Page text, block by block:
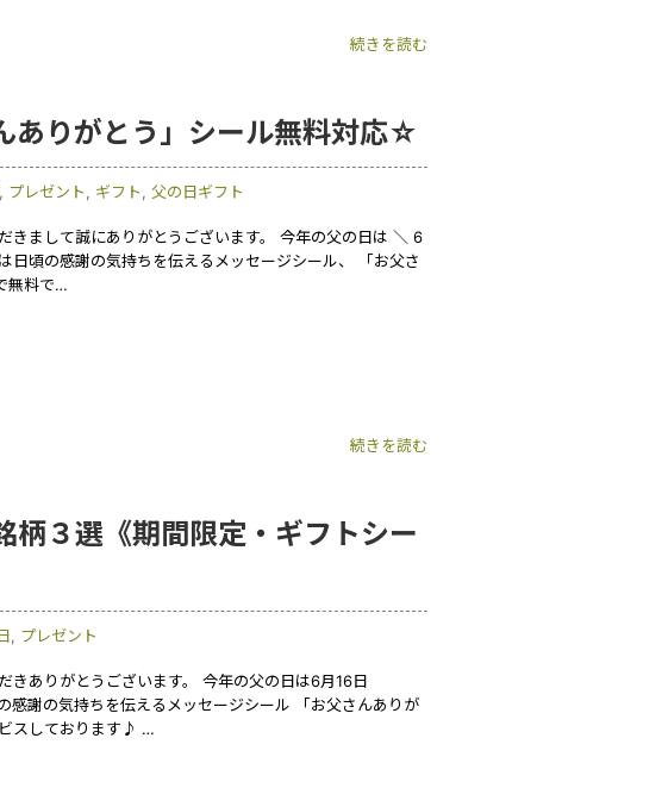
続きを読む
ありがとう」シール無料対応☆
, プレゼント, ギフト, 父の日ギフト
きまして誠にありがとうございます。 今年の父の日は ＼ 6
頃の感謝の気持ちを伝えるメッセージシール、 「お父さ
無料で…
続きを読む
柄３選《期間限定・ギフトシー
, プレゼント
きありがとうございます。 今年の父の日は6月16日
感謝の気持ちを伝えるメッセージシール 「お父さんありが
スしております♪ …